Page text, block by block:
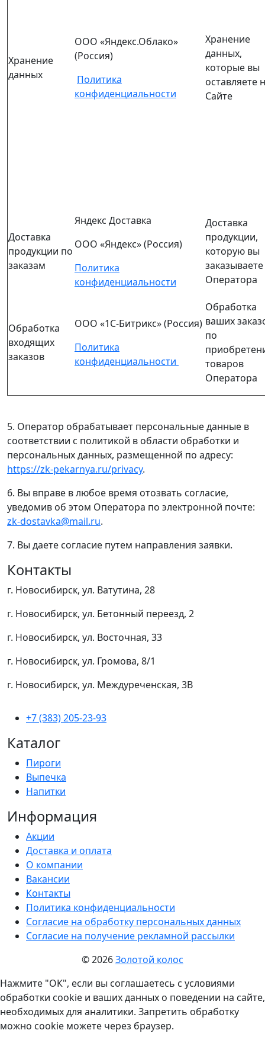
Хранение
данных
ООО «Яндекс.Облако»
(Россия)
Политика
конфиденциальности
Хранение
данных,
которые вы
оставляете
Сайте
Доставка
продукции по
заказам
Яндекс Доставка
ООО «Яндекс» (Россия)
Политика
конфиденциальности
Доставка
продукции,
которую вы
заказываете
Оператора
Обработка
входящих
заказов
ООО «1С-Битрикс» (Россия)
Политика
конфиденциальности
Обработка
ваших
по
товаров
Оператора
5. Оператор обрабатывает персональные данные в
соответствии с политикой в области обработки и
персональных данных, размещенной по адресу:
https://zk-pekarnya.ru/privacy.
6. Вы вправе в любое время отозвать согласие,
уведомив об этом Оператора по электронной почте:
zk-dostavka@mail.ru.
7. Вы даете согласие путем направления заявки.
Контакты
г. Новосибирск, ул. Ватутина, 28
г. Новосибирск, ул. Бетонный переезд, 2
г. Новосибирск, ул. Восточная, 33
г. Новосибирск, ул. Громова, 8/1
г. Новосибирск, ул. Междуреченская, 3В
+7 (383) 205-23-93
Каталог
Пироги
Выпечка
Напитки
Информация
Акции
Доставка и оплата
О компании
Вакансии
Контакты
Политика конфиденциальности
Согласие на обработку персональных данных
Согласие на получение рекламной рассылки
© 2026Золотой колос
Нажмите "ОК", если вы соглашаетесь с условиями
обработки cookie и ваших данных о поведении на сайте,
необходимых для аналитики. Запретить обработку
можно cookie можете через браузер.